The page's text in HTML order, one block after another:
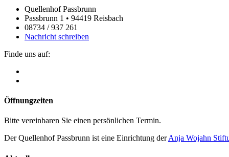
Quellenhof Passbrunn
Passbrunn 1 • 94419 Reisbach
08734 / 937 261
Nachricht schreiben
Finde uns auf:
Öffnungzeiten
Bitte vereinbaren Sie einen persönlichen Termin.
Der Quellenhof Passbrunn ist eine Einrichtung derAnja Wojahn